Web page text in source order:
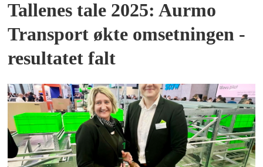
Tallenes tale 2025: Aurmo
Transport økte omsetningen -
resultatet falt